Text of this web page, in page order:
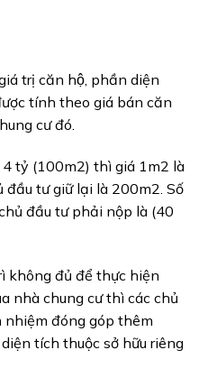
trị căn hộ, phần diện
tính theo giá bán căn
cư đó.
tỷ (100m2) thì giá 1m2 là
đầu tư giữ lại là 200m2. Số
đầu tư phải nộp là (40
không đủ để thực hiện
nhà chung cư thì các chủ
nhiệm đóng góp thêm
tích thuộc sở hữu riêng